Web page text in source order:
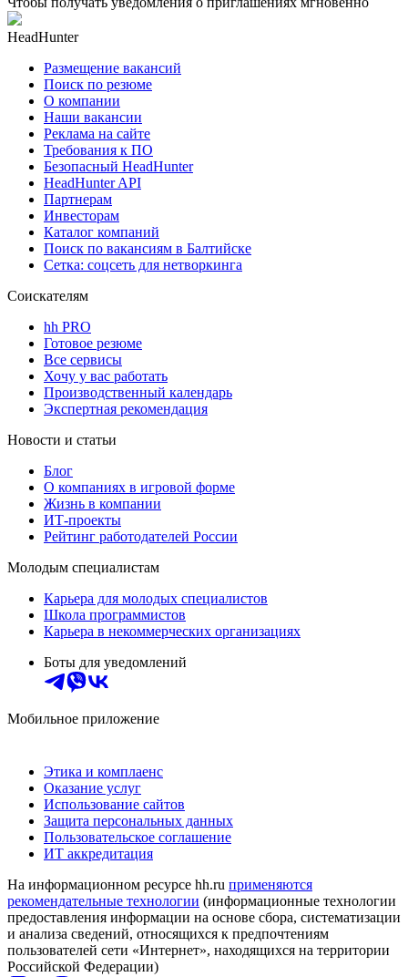
HeadHunter
Размещение вакансий
Поиск по резюме
О компании
Наши вакансии
Реклама на сайте
Требования к ПО
Безопасный HeadHunter
HeadHunter API
Партнерам
Инвесторам
Каталог компаний
Поиск по вакансиям в Балтийске
Сетка: соцсеть для нетворкинга
Соискателям
hh PRO
Готовое резюме
Все сервисы
Хочу у вас работать
Производственный календарь
Экспертная рекомендация
Новости и статьи
Блог
О компаниях в игровой форме
Жизнь в компании
ИТ-проекты
Рейтинг работодателей России
Молодым специалистам
Карьера для молодых специалистов
Школа программистов
Карьера в некоммерческих организациях
Боты для уведомлений
Мобильное приложение
Этика и комплаенс
Оказание услуг
Использование сайтов
Защита персональных данных
Пользовательское соглашение
ИТ аккредитация
На информационном ресурсе hh.ru применяются
рекомендательные технологии (информационные технологии
предоставления информации на основе сбора, систематизации
и анализа сведений, относящихся к предпочтениям
пользователей сети «Интернет», находящихся на территории
Российской Федерации)